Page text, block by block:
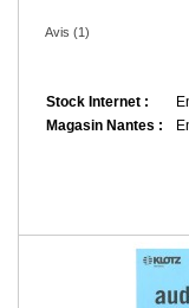
Avis (1)
Stock Internet :
Magasin Nantes :